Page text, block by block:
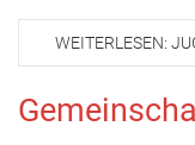
WEITERLESEN: